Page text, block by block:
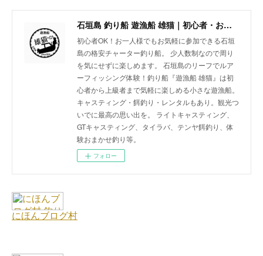
石垣島 釣り船 遊漁船 雄猫｜初心者・お一人様歓迎の少人数制チャーターボート
初心者OK！お一人様でもお気軽に参加できる石垣
島の格安チャーター釣り船。 少人数制なので周り
を気にせずに楽しめます。 石垣島のリーフでルア
ーフィッシング体験！釣り船『遊漁船 雄猫』は初
心者から上級者まで気軽に楽しめる小さな遊漁船。
キャスティング・餌釣り・レンタルもあり。観光つ
いでに最高の思い出を。 ライトキャスティング、
GTキャスティング、タイラバ、テンヤ餌釣り、体
験おまかせ釣り等。
フォロー